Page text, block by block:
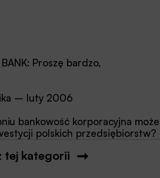
Proszę bardzo,
– luty 2006
bankowość korporacyjna może
polskich przedsiębiorstw?
tej kategorii